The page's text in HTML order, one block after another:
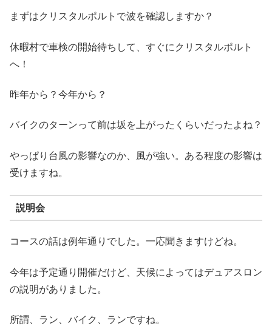
まずはクリスタルポルトで波を確認しますか？
休暇村で車検の開始待ちして、すぐにクリスタルポルト
へ！
昨年から？今年から？
バイクのターンって前は坂を上がったくらいだったよね？
やっぱり台風の影響なのか、風が強い。ある程度の影響は
受けますね。
説明会
コースの話は例年通りでした。一応聞きますけどね。
今年は予定通り開催だけど、天候によってはデュアスロン
の説明がありました。
所謂、ラン、バイク、ランですね。